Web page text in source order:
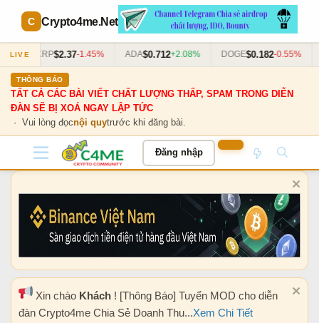
Crypto4me.Net
LIVE XRP$2.37-1.45% ADA$0.712+2.08% DOGE$0.182-0.55%
THÔNG BÁO
TẤT CẢ CÁC BÀI VIẾT CHẤT LƯỢNG THẤP, SPAM TRONG DIỄN
ĐÀN SẼ BỊ XOÁ NGAY LẬP TỨC
· Vui lòng đọcnội quytrước khi đăng bài.
Đăng nhập
Xin chào Khách ! [Thông Báo] Tuyển MOD cho diễn
đàn Crypto4me Chia Sẻ Doanh Thu...Xem Chi Tiết